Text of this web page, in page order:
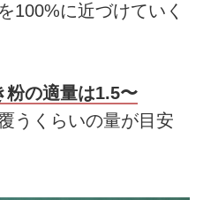
100%に近づけていく
粉の適量は1.5〜
うくらいの量が目安